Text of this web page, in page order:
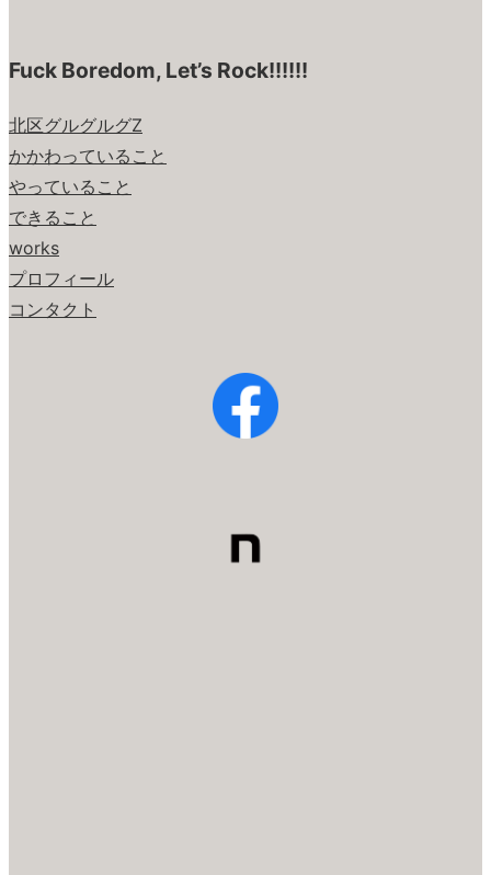
Fuck Boredom, Let’s Rock!!!!!!
北区グルグルグZ
かかわっていること
やっていること
できること
works
プロフィール
コンタクト